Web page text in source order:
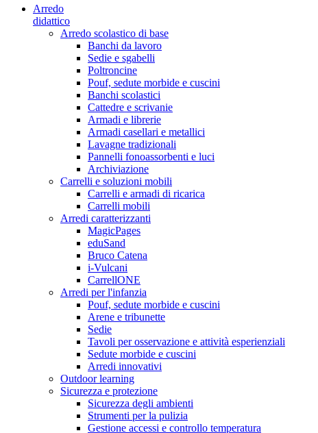
Arredo
didattico
Arredo scolastico di base
Banchi da lavoro
Sedie e sgabelli
Poltroncine
Pouf, sedute morbide e cuscini
Banchi scolastici
Cattedre e scrivanie
Armadi e librerie
Armadi casellari e metallici
Lavagne tradizionali
Pannelli fonoassorbenti e luci
Archiviazione
Carrelli e soluzioni mobili
Carrelli e armadi di ricarica
Carrelli mobili
Arredi caratterizzanti
MagicPages
eduSand
Bruco Catena
i-Vulcani
CarrellONE
Arredi per l'infanzia
Pouf, sedute morbide e cuscini
Arene e tribunette
Sedie
Tavoli per osservazione e attività esperienziali
Sedute morbide e cuscini
Arredi innovativi
Outdoor learning
Sicurezza e protezione
Sicurezza degli ambienti
Strumenti per la pulizia
Gestione accessi e controllo temperatura